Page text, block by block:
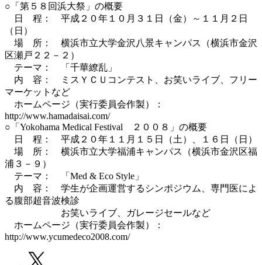
○「第５８回浜大祭」の概要
日 程： 平成２０年１０月３１日（金）～１１月２日
（日）
場 所： 横浜市立大学金沢八景キャンパス（横浜市金沢
区瀬戸２２－２）
テーマ： 「千華繚乱」
内 容： ミスＹＣＵコンテスト、お笑いライブ、フリー
マーケットなど
ホームページ（実行委員会作製）：
http://www.hamadaisai.com/
○「Yokohama Medical Festival ２００８」の概要
日 程： 平成２０年１１月１５日（土）、１６日（日）
場 所： 横浜市立大学福浦キャンパス（横浜市金沢区福
浦３－９）
テーマ： 「Med & Eco Style」
内 容： 学生が企画運営するシンポジウム、専門医によ
る腹部超音波検診
お笑いライブ、ガレージセールなど
ホームページ（実行委員会作製）：
http://www.ycumedeco2008.com/